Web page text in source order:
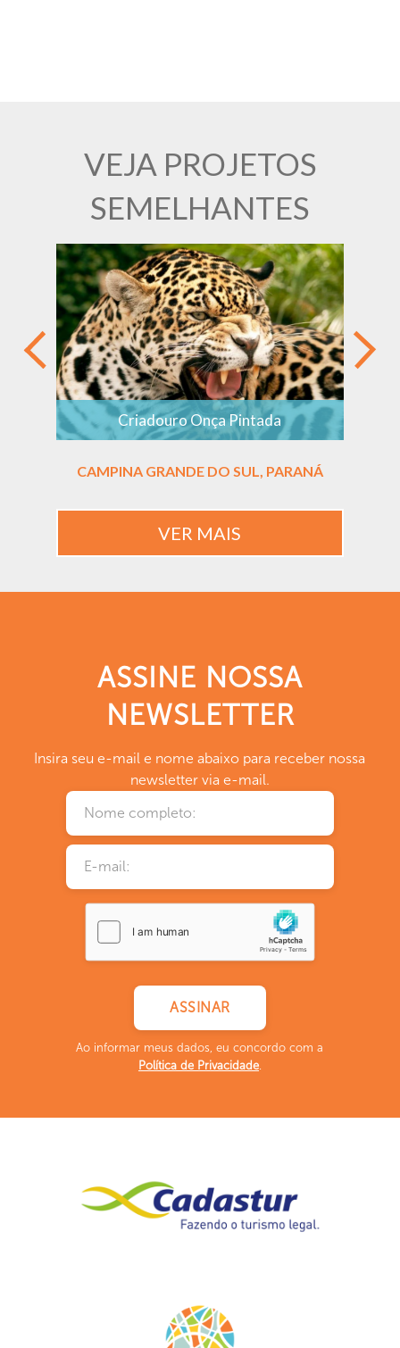
VEJA PROJETOS
SEMELHANTES
Criadouro Onça Pintada
CAMPINA GRANDE DO SUL, PARANÁ
VER MAIS
ASSINE NOSSA
NEWSLETTER
Insira seu e-mail e nome abaixo para receber nossa
newsletter via e-mail.
Ao informar meus dados, eu concordo com a
Política de Privacidade.